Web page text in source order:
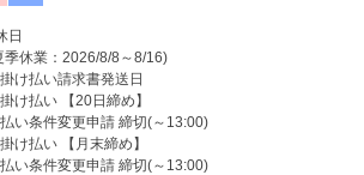
日
休業：2026/8/8～8/16)
け払い請求書発送日
け払い 【20日締め】
い条件変更申請 締切(～13:00)
け払い 【月末締め】
い条件変更申請 締切(～13:00)